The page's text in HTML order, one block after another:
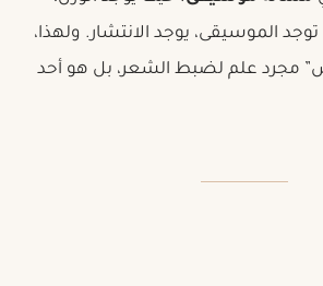
الموسيقى، يوجد الانتشار. ولهذا،
مجرد علم لضبط الشعر، بل هو أحد